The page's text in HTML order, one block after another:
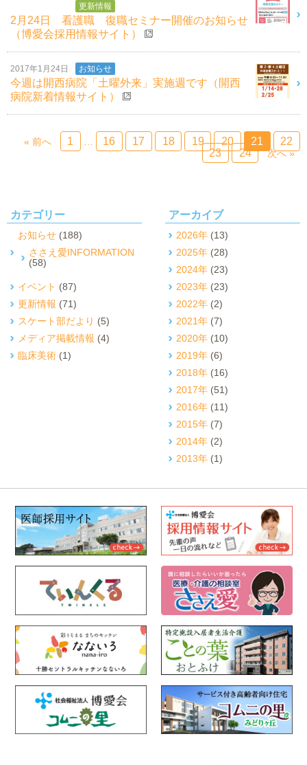
更新情報
2月24日 看護職 復職セミナー開催のお知らせ
（博愛会採用情報サイト）
2017年1月24日 お知らせ
今週は開西病院「土曜外来」実施週です（開西
病院新着情報サイト）
« 前へ 1 … 16 17 18 19 20 21
22
23
24 次へ »
カテゴリー
お知らせ (188)
ささえ愛INFORMATION
(58)
イベント (87)
更新情報 (71)
スケート部だより (5)
メディア掲載情報 (4)
臨床美術 (1)
アーカイブ
2026年 (13)
2025年 (28)
2024年 (23)
2023年 (23)
2022年 (2)
2021年 (7)
2020年 (10)
2019年 (6)
2018年 (16)
2017年 (51)
2016年 (11)
2015年 (7)
2014年 (2)
2013年 (1)